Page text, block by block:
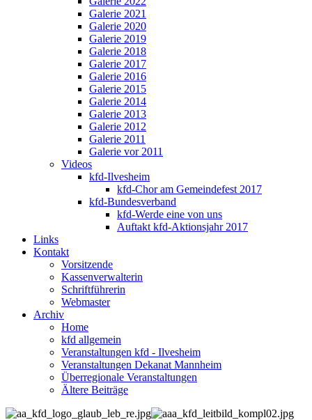
Galerie 2021
Galerie 2020
Galerie 2019
Galerie 2018
Galerie 2017
Galerie 2016
Galerie 2015
Galerie 2014
Galerie 2013
Galerie 2012
Galerie 2011
Galerie vor 2011
Videos
kfd-Ilvesheim
kfd-Chor am Gemeindefest 2017
kfd-Bundesverband
kfd-Werde eine von uns
Auftakt kfd-Aktionsjahr 2017
Links
Kontakt
Vorsitzende
Kassenverwalterin
Schriftführerin
Webmaster
Archiv
Home
kfd allgemein
Veranstaltungen kfd - Ilvesheim
Veranstaltungen Dekanat Mannheim
Überregionale Veranstaltungen
Ältere Beiträge